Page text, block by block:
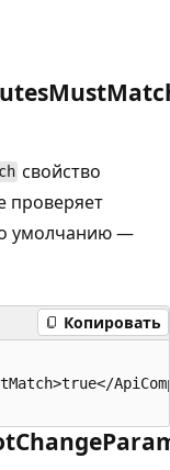
свойство
проверяет
умолчанию —
Копировать